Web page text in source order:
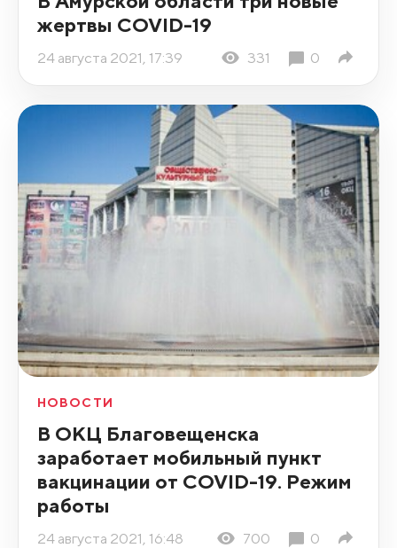
жертвы COVID-19
24 августа 2021, 17:39 331 0
НОВОСТИ
В ОКЦ Благовещенска
заработает мобильный пункт
вакцинации от COVID-19. Режим
работы
24 августа 2021, 16:48 700 0